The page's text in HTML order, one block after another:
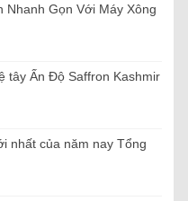
Nhanh Gọn Với Máy Xông
tây Ấn Độ Saffron Kashmir
nhất của năm nay Tổng